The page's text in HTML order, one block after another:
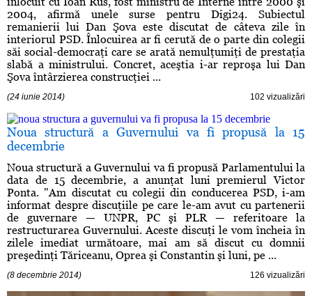
2004, afirmă unele surse pentru Digi24. Subiectul
remanierii lui Dan Şova este discutat de câteva zile în
interiorul PSD. Înlocuirea ar fi cerută de o parte din colegii
săi social-democraţi care se arată nemulţumiţi de prestaţia
slabă a ministrului. Concret, aceştia i-ar reproşa lui Dan
Şova întârzierea construcţiei ...
(24 iunie 2014) 102 vizualizări
Noua structură a Guvernului va fi propusă la 15
decembrie
Noua structură a Guvernului va fi propusă Parlamentului la
data de 15 decembrie, a anunţat luni premierul Victor
Ponta. "Am discutat cu colegii din conducerea PSD, i-am
informat despre discuţiile pe care le-am avut cu partenerii
de guvernare — UNPR, PC şi PLR — referitoare la
restructurarea Guvernului. Aceste discuţi le vom încheia în
zilele imediat următoare, mai am să discut cu domnii
preşedinţi Tăriceanu, Oprea şi Constantin şi luni, pe ...
(8 decembrie 2014) 126 vizualizări